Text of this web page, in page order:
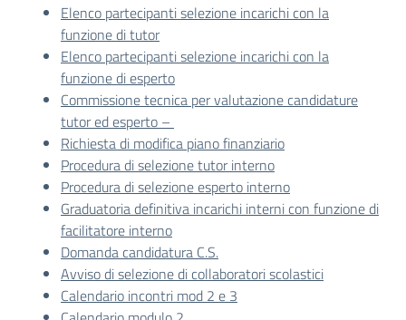
Elenco partecipanti selezione incarichi con la
funzione di tutor
Elenco partecipanti selezione incarichi con la
funzione di esperto
Commissione tecnica per valutazione candidature
tutor ed esperto –
Richiesta di modifica piano finanziario
Procedura di selezione tutor interno
Procedura di selezione esperto interno
Graduatoria definitiva incarichi interni con funzione di
facilitatore interno
Domanda candidatura C.S.
Avviso di selezione di collaboratori scolastici
Calendario incontri mod 2 e 3